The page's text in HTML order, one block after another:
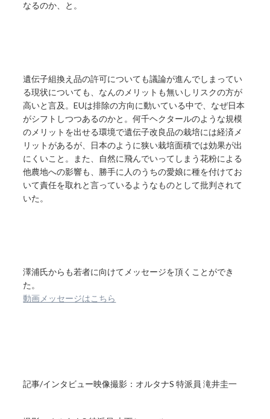
なるのか、と。
遺伝子組換え品の許可についても議論が進んでしまってい
る現状についても、なんのメリットも無いしリスクの方が
高いと言及。EUは排除の方向に動いている中で、なぜ日本
がシフトしつつあるのかと。何千ヘクタールのような規模
のメリットを出せる環境で遺伝子改良品の栽培には経済メ
リットがあるが、日本のように狭い栽培面積では効果が出
にくいこと。また、自然に飛んでいってしまう花粉による
他農地への影響も、勝手に人のうちの愛娘に種を付けてお
いて責任を取れと言っているようなものとして批判されて
いた。
澤浦氏からも若者に向けてメッセージを頂くことができ
た。
動画メッセージはこちら
記事/インタビュー映像撮影：オルタナS 特派員 滝井圭一